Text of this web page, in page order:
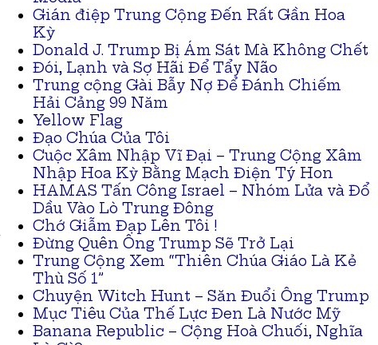
Gián điệp Trung Cộng Đến Rất Gần Hoa
Kỳ
Donald J. Trump Bị Ám Sát Mà Không Chết
Đói, Lạnh và Sợ Hãi Để Tẩy Não
Trung cộng Gài Bẫy Nợ Để Đánh Chiếm
Hải Cảng 99 Năm
Yellow Flag
Đạo Chúa Của Tôi
Cuộc Xâm Nhập Vĩ Đại – Trung Cộng Xâm
Nhập Hoa Kỳ Bằng Mạch Điện Tý Hon
HAMAS Tấn Công Israel – Nhóm Lửa và Đổ
Dầu Vào Lò Trung Đông
Chớ Giẫm Đạp Lên Tôi !
Đừng Quên Ông Trump Sẽ Trở Lại
Trung Cộng Xem “Thiên Chúa Giáo Là Kẻ
Thù Số 1”
Chuyện Witch Hunt – Săn Đuổi Ông Trump
Mục Tiêu Của Thế Lực Đen Là Nước Mỹ
Banana Republic – Cộng Hoà Chuối, Nghĩa